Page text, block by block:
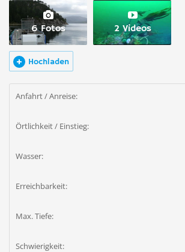
6 Fotos 2 Videos
Hochladen
Anfahrt / Anreise:
Örtlichkeit / Einstieg:
Wasser:
Erreichbarkeit:
Max. Tiefe:
Schwierigkeit: